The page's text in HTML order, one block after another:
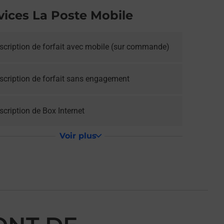
La Poste Mobile
de forfait avec mobile (sur commande)
de forfait sans engagement
de Box Internet
Voir plus